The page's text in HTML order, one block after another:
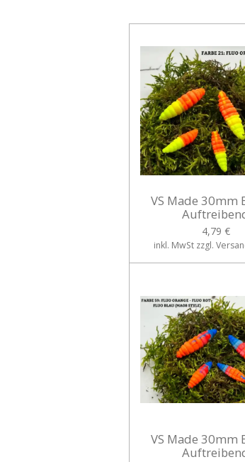
VS Made 30mm
4,79 €
inkl. MwSt zzgl.
VS Made 30mm